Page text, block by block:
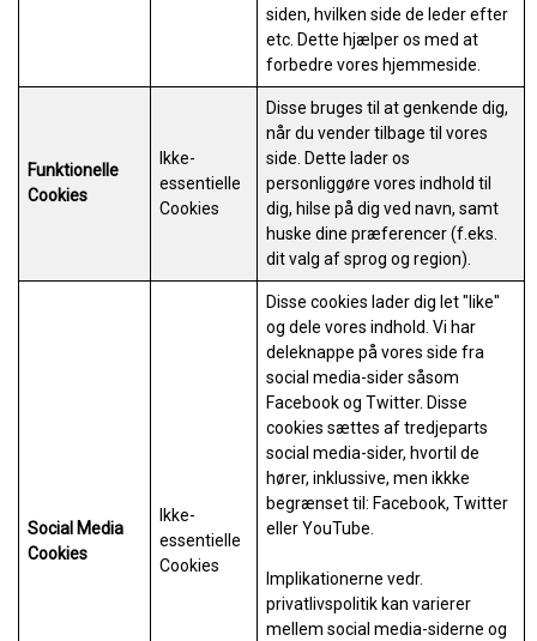
siden, hvilken side de leder efter
etc. Dette hjælper os med at
forbedre vores hjemmeside.
Funktionelle
Cookies
Ikke-
essentielle
Cookies
Disse bruges til at genkende dig,
når du vender tilbage til vores
side. Dette lader os
personliggøre vores indhold til
dig, hilse på dig ved navn, samt
huske dine præferencer (f.eks.
dit valg af sprog og region).
Social Media
Cookies
Ikke-
essentielle
Cookies
Disse cookies lader dig let "like"
og dele vores indhold. Vi har
deleknappe på vores side fra
social media-sider såsom
Facebook og Twitter. Disse
cookies sættes af tredjeparts
social media-sider, hvortil de
hører, inklussive, men ikkke
begrænset til: Facebook, Twitter
eller YouTube.
Implikationerne vedr.
privatlivspolitik kan varierer
mellem social media-siderne og